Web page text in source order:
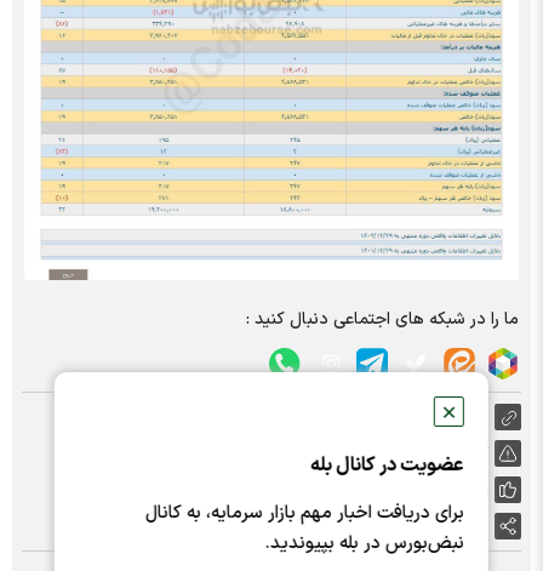
✕
عضویت در کانال بله
برای دریافت اخبار مهم بازار سرمایه، به کانال
نبض‌بورس در بله بپیوندید.
ما را در شبکه های اجتماعی دنبال کنید :
https://nabzebourse.com/000K0H
گزارش خطا
اشتراک گذاری